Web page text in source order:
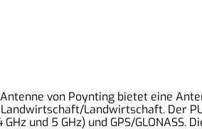
Antenne von Poynting bietet eine
Landwirtschaft. Der
GHz und 5 GHz) und GPS/